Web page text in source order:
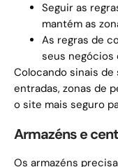
Seguir as
mantém as
As regras de
seus negócios
Colocando sinais de
entradas, zonas de
o site mais seguro
Armazéns e
Os armazéns